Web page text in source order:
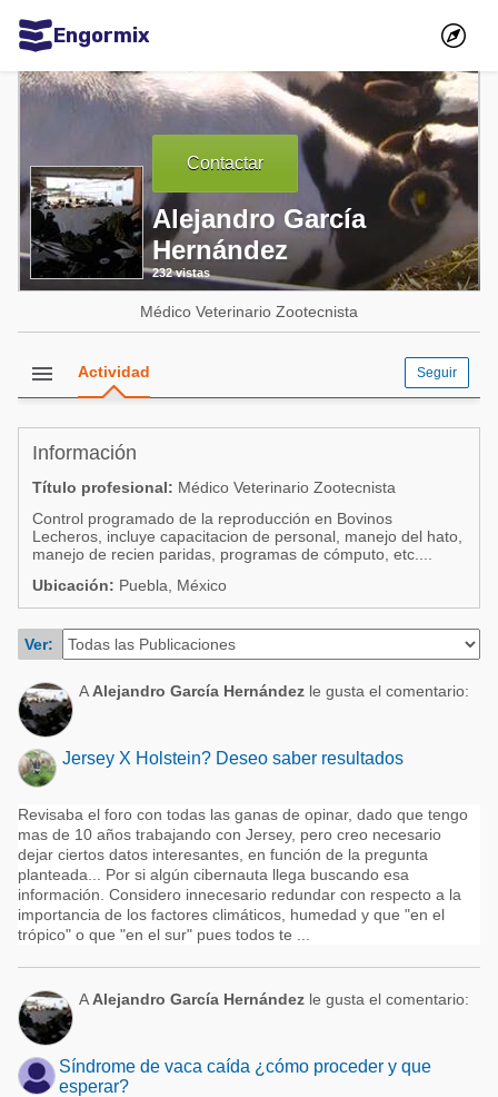
Engormix
Comunidades en español
Balanceados - Piensos
Avicultura
Ganadería
Lechería
Micotoxinas
Porcicultura
Comunidades en inglés
Acuacultura
Micotoxinas
Avicultura
Porcicultura
Balanceados - Piensos
Comunidades en portugués
Avicultura
Porcicultura
Ganadería
Lechería
Contactar
Alejandro García
Hernández
232 vistas
Médico Veterinario Zootecnista
menu Actividad Seguir
Información
Título profesional: Médico Veterinario Zootecnista
Control programado de la reproducción en Bovinos
Lecheros, incluye capacitacion de personal, manejo del hato,
manejo de recien paridas, programas de cómputo, etc....
Ubicación: Puebla, México
Ver:
A Alejandro García Hernández le gusta el comentario:
Jersey X Holstein? Deseo saber resultados
Revisaba el foro con todas las ganas de opinar, dado que tengo
mas de 10 años trabajando con Jersey, pero creo necesario
dejar ciertos datos interesantes, en función de la pregunta
planteada... Por si algún cibernauta llega buscando esa
información. Considero innecesario redundar con respecto a la
importancia de los factores climáticos, humedad y que "en el
trópico" o que "en el sur" pues todos te ...
A Alejandro García Hernández le gusta el comentario:
Síndrome de vaca caída ¿cómo proceder y que
esperar?